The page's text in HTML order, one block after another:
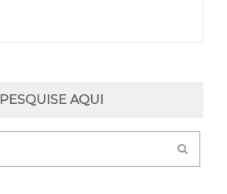
PESQUISE AQUI